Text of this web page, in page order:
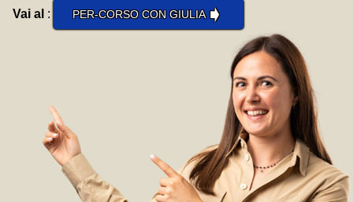
Vai al : PER-CORSO CON GIULIA➧